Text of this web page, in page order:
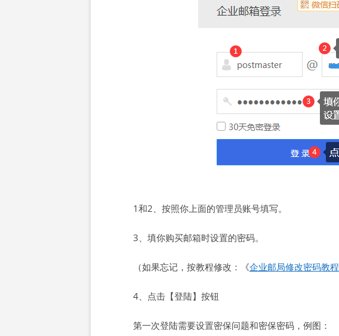
1和2、按照你上面的管理员账号填写。
3、填你购买邮箱时设置的密码。
（如果忘记，按教程修改：《企业邮局修改密码教程
4、点击【登陆】按钮
第一次登陆需要设置密保问题和密保密码，例图：